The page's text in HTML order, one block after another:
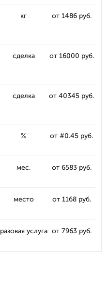
кг от 1486 руб.
сделка от 16000 руб.
сделка от 40345 руб.
% от #0.45 руб.
мес. от 6583 руб.
место от 1168 руб.
разовая услуга от 7963 руб.